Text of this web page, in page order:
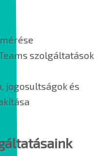
szolgáltatások
jogosultságok és